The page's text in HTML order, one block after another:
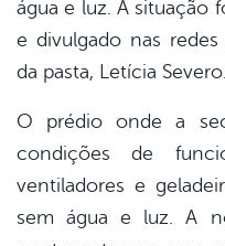
água e luz. A situação
e divulgado nas
da pasta, Letícia Severo.
O prédio onde a
condições de
ventiladores e
sem água e luz. A